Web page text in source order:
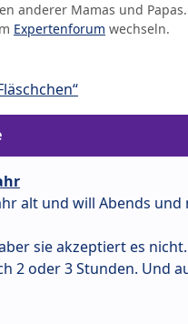
anderer Mamas und
Expertenforum wechseln.
alt und will Abends
sie akzeptiert es
2 oder 3 Stunden. Und